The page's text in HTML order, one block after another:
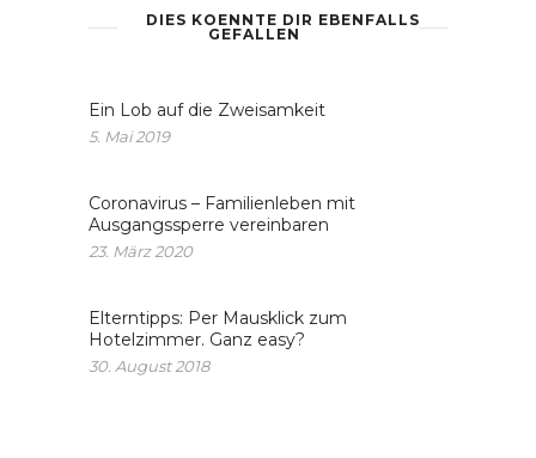
DIES KOENNTE DIR EBENFALLS
GEFALLEN
Ein Lob auf die Zweisamkeit
5. Mai 2019
Coronavirus – Familienleben mit
Ausgangssperre vereinbaren
23. März 2020
Elterntipps: Per Mausklick zum
Hotelzimmer. Ganz easy?
30. August 2018